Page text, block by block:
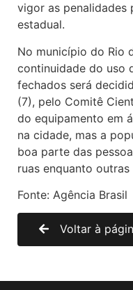
vigor as penalidades
estadual.
No município do Rio
continuidade do uso
fechados será
(7), pelo Comitê
do equipamento em
na cidade, mas a
boa parte das
ruas enquanto outras
Fonte: Agência Brasil
Voltar à